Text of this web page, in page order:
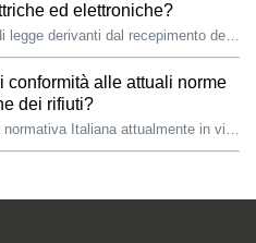
ed elettroniche?
HP soddisfa tutti i requisiti di legge derivanti dal recepimento della direttiva RAEE sui rifiuti di apparecchiature elettriche ed elettroniche nelle legis...
conformità alle attuali norme
dei rifiuti?
Si. HP è conforme a tutta la normativa Italiana attualmente in vigore. In particolare HP è iscritta al Registro Produttori AEE, al Registro Produttori Pile ...